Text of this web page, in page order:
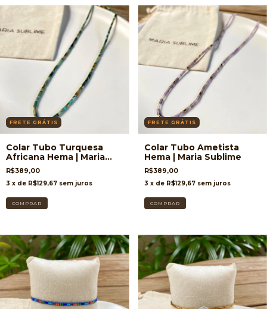
FRETE GRÁTIS
Colar Tubo Turquesa
Africana Hema | Maria
Sublime
R$389,00
3 x de R$129,67 sem juros
FRETE GRÁTIS
Colar Tubo Ametista
Hema | Maria Sublime
R$389,00
3 x de R$129,67 sem juros